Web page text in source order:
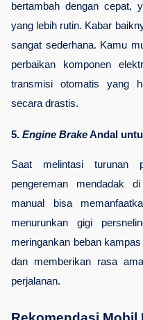
bertambah dengan cepat,
yang lebih rutin. Kabar
sangat sederhana. Kamu
perbaikan komponen
transmisi otomatis yang
secara drastis.
5. Engine Brake Andal
Saat melintasi turunan
pengereman mendadak
manual bisa
menurunkan gigi
meringankan beban
dan memberikan rasa
perjalanan.